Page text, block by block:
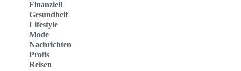
Finanziell
Gesundheit
Lifestyle
Mode
Nachrichten
Profis
Reisen